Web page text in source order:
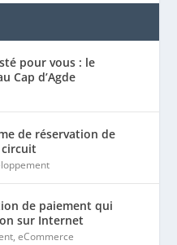
pour vous : le
Cap d’Agde
de réservation de
de paiement qui
sur Internet
,eCommerce